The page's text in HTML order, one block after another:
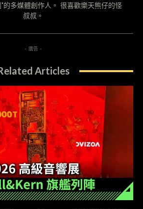
的多媒體創作人。 很喜歡樂天熊仔的怪
叔叔。
- 廣告 -
Articles